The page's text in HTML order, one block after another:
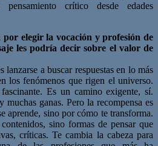
pensamiento crítico desde edades
por elegir la vocación y profesión de
les podría decir sobre el valor de
a buscar respuestas en lo más
los fenómenos que rigen el universo.
Es un camino exigente, sí.
muchas ganas. Pero la recompensa es
aprende, sino por cómo te transforma.
sino formas de pensar que
críticas. Te cambia la cabeza para